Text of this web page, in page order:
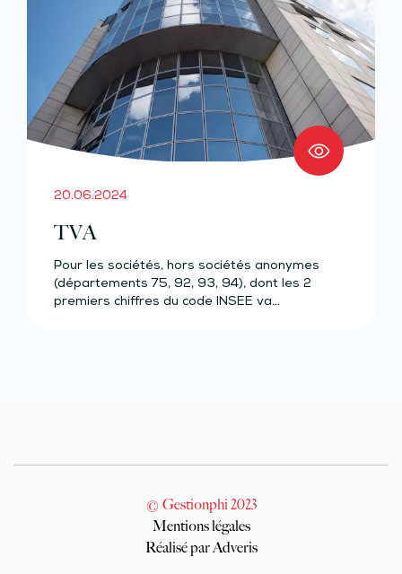
20.06.2024
TVA
Pour les sociétés, hors sociétés anonymes
(départements 75, 92, 93, 94), dont les 2
premiers chiffres du code INSEE va…
© Gestionphi 2023
Mentions légales
Réalisé par Adveris